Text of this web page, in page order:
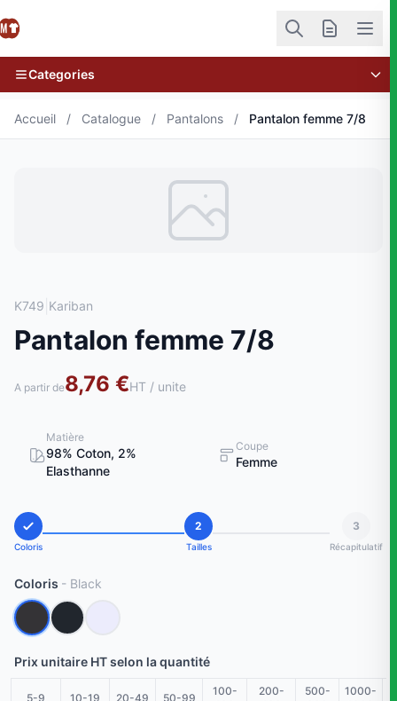
Categories
Accueil / Catalogue / Pantalons / Pantalon femme 7/8
K749 Kariban
Pantalon femme 7/8
A partir de8,76 €HT / unite
Matière
98% Coton, 2%
Elasthanne
Coupe
Femme
Coloris
2
Tailles
3
Récapitulatif
Coloris - Black
Prix unitaire HT selon la quantité
5-9 10-19 20-49 50-99
100-
200-
500-
1000-